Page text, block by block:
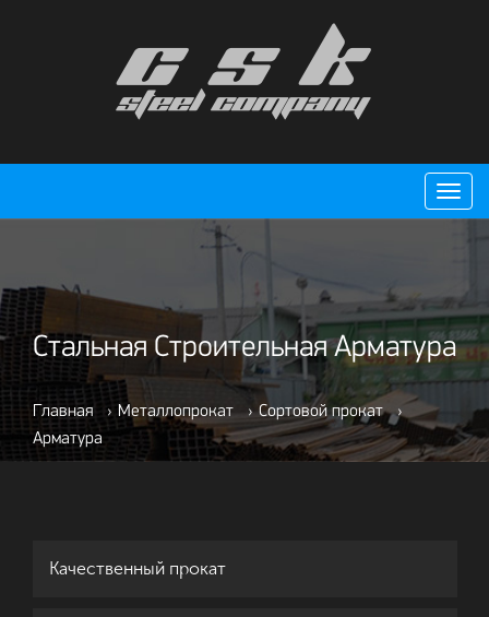
Стальная Строительная Арматура
Главная › Металлопрокат › Сортовой прокат
›
Арматура
Качественный прокат